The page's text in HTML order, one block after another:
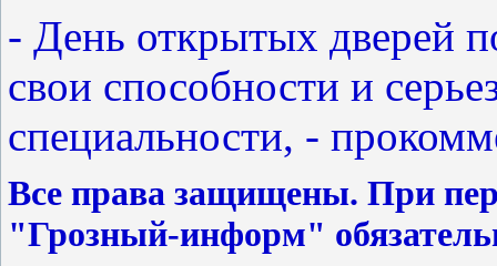
- День открытых дверей
свои способности и
специальности, -
Все права защищены. При
"Грозный-информ"